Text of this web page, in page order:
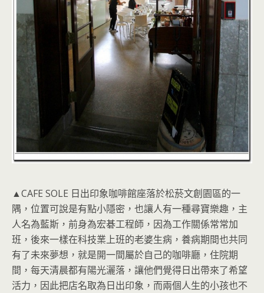
▲CAFE SOLE 日出印象咖啡館座落於松菸文創園區的一
隅，位置可說是有點小隱密，也讓人有一種尋寶樂趣，主
人名為藍斯，前身為宏碁工程師，因為工作關係常常加
班，後來一樣在科技業上班的老婆生病，養病期間也共同
有了未來夢想，就是開一間屬於自己的咖啡廳，住院期
間，每天清晨都有陽光灑落，讓他們覺得日出帶來了希望
活力，因此把店名取為日出印象，而兩個人生的小孩也不